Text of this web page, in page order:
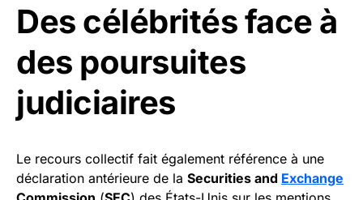
Des célébrités face à
des poursuites
judiciaires
Le recours collectif fait également référence à une
déclaration antérieure de la Securities and Exchange